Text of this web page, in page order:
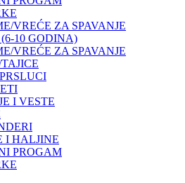
VREĆE ZA SPAVANJE
10 GODINA)
VREĆE ZA SPAVANJE
I VESTE
I HALJINE
PROGAM